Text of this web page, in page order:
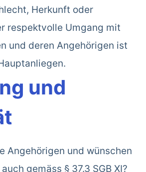
Herkunft oder
respektvolle Umgang mit
und deren Angehörigen ist
und
Angehörigen und wünschen
gemäss § 37.3 SGB XI?